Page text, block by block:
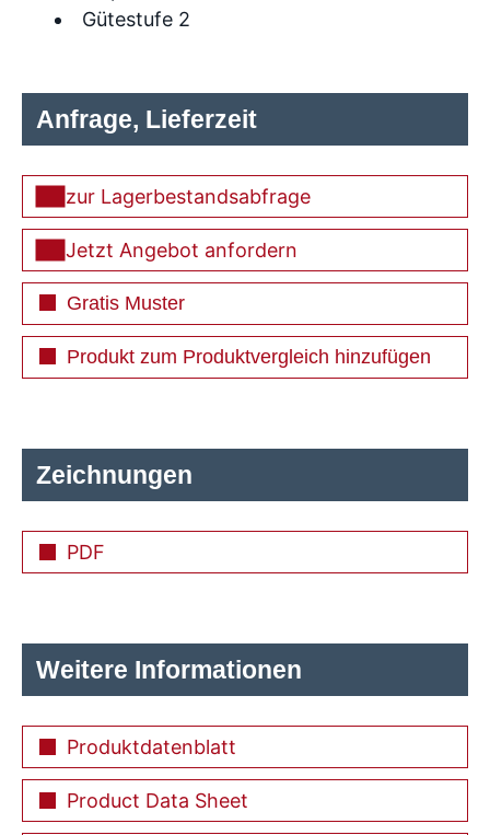
Gütestufe 2
Zeichnungen
PDF
Weitere Informationen
Produktdatenblatt
Product Data Sheet
Anfrage, Lieferzeit
zur Lagerbestandsabfrage
Jetzt Angebot anfordern
Gratis Muster
Produkt zum Produktvergleich hinzufügen